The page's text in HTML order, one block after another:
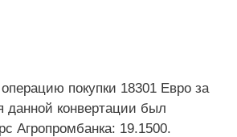
покупки 18301 Евро за
конвертации был
Агропромбанка: 19.1500.